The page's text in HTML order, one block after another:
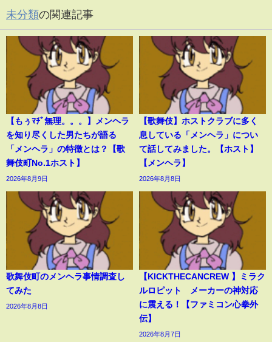
未分類の関連記事
【もぅﾏﾁﾞ無理。。。】メンヘラ
を知り尽くした男たちが語る
「メンヘラ」の特徴とは？【歌
舞伎町No.1ホスト】
2026年8月9日
【歌舞伎】ホストクラブに多く
息している「メンヘラ」につい
て話してみました。【ホスト】
【メンヘラ】
2026年8月8日
歌舞伎町のメンヘラ事情調査し
てみた
2026年8月8日
【KICKTHECANCREW 】ミラク
ルロピット メーカーの神対応
に震える！【ファミコン心拳外
伝】
2026年8月7日